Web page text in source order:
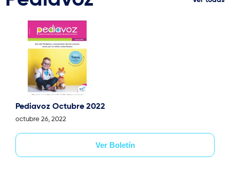
Pediavoz Octubre 2022
octubre 26, 2022
Ver Boletín